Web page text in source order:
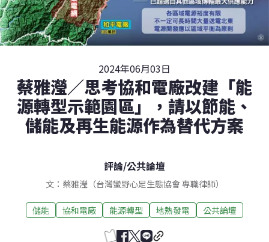
2024年06月03日
蔡雅瀅／思考協和電廠改建「能
源轉型示範園區」，請以節能、
儲能及再生能源作為替代方案
評論/公共論壇
文：蔡雅瀅（台灣蠻野心足生態協會 專職律師）
儲能 協和電廠 能源轉型 地熱發電 公共論壇